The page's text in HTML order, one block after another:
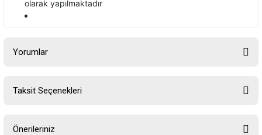
olarak yapılmaktadır
Yorumlar
Taksit Seçenekleri
Önerileriniz